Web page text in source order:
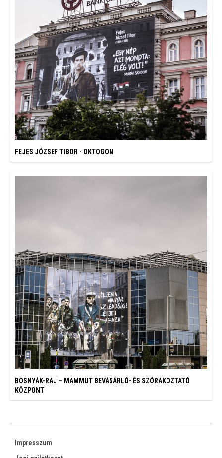
FEJES JÓZSEF TIBOR - OKTOGON
BOSNYÁK-RAJ – MAMMUT BEVÁSÁRLÓ- ÉS SZÓRAKOZTATÓ
KÖZPONT
Impresszum